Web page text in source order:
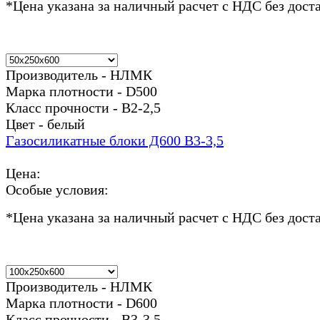
*Цена указана за наличный расчет с НДС без
Производитель - НЛМК
Марка плотности - D500
Класс прочности - В2-2,5
Цвет - белый
Газосиликатные блоки Д600 В3-3,5
Цена:
Особые условия:
*Цена указана за наличный расчет с НДС без
Производитель - НЛМК
Марка плотности - D600